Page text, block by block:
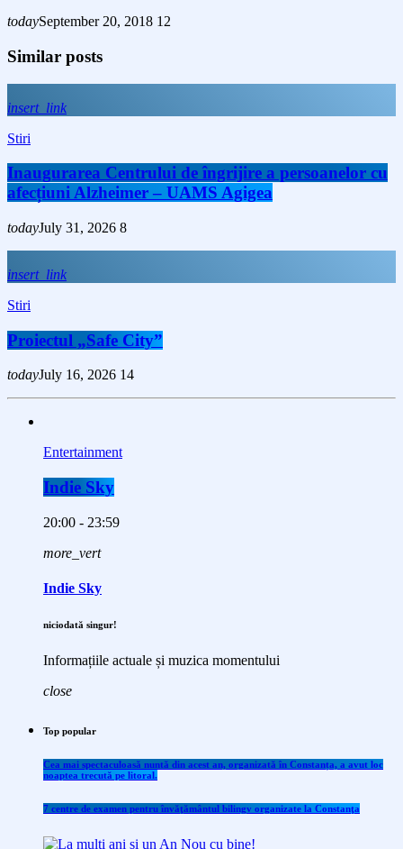
todaySeptember 20, 2018 12
Similar posts
insert_link
Stiri
Inaugurarea Centrului de îngrijire a persoanelor cu
afecțiuni Alzheimer – UAMS Agigea
todayJuly 31, 2026 8
insert_link
Stiri
Proiectul „Safe City”
todayJuly 16, 2026 14
Entertainment
Indie Sky
20:00 - 23:59
more_vert
Indie Sky
niciodată singur!
Informațiile actuale și muzica momentului
close
Top popular
Cea mai spectaculoasă nuntă din acest an, organizată în Constanța, a avut loc
noaptea trecută pe litoral.
7 centre de examen pentru învăţământul bilingv organizate la Constanţa